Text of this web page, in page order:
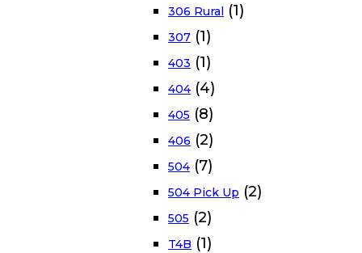
306 Rural (1)
307 (1)
403 (1)
404 (4)
405 (8)
406 (2)
504 (7)
504 Pick Up (2)
505 (2)
T4B (1)